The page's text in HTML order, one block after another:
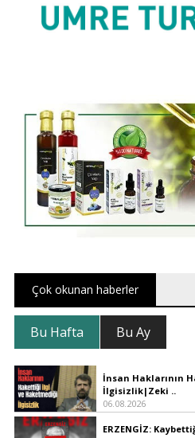
Çok okunan haberler
Bu Hafta Bu Ay
İnsan Haklarının
İlgisizlik|Zeki ..
06.08.2026
ERZENGİZ: